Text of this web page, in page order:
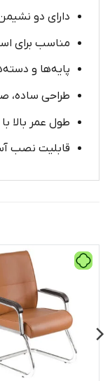
دارای دو
مناسب برای
پایه‌ها و
طراحی ساده،
طول عمر بالا
قابلیت نصب